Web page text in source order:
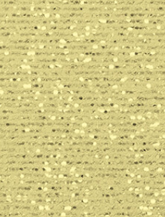
Produktfotoredigering